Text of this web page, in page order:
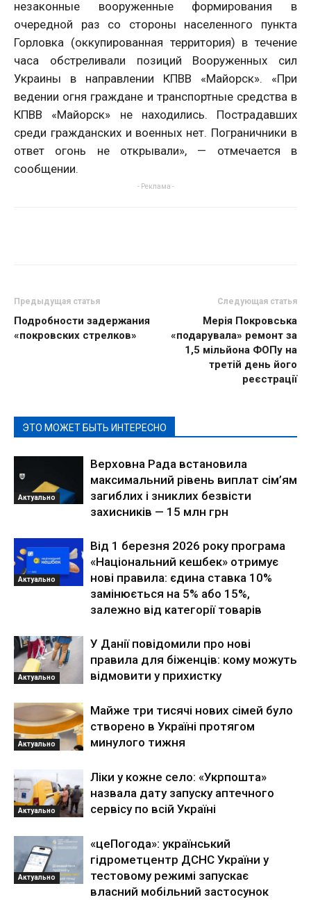
незаконные вооруженные формирования в
очередной раз со стороны населенного пункта
Горловка (оккупированная территория) в течение
часа обстреливали позиций Вооруженных сил
Украины в направлении КПВВ «Майорск». «При
ведении огня граждане и транспортные средства в
КПВВ «Майорск» не находились. Пострадавших
среди гражданских и военных нет. Пограничники в
ответ огонь не открывали», — отмечается в
сообщении.
- Реклама -
Предыдущая статья
Подробности задержания
«покровских стрелков»
Следующая статья
Мерія Покровська
«подарувала» ремонт за
1,5 мільйона ФОПу на
третій день його
реєстрації
ЭТО МОЖЕТ БЫТЬ ИНТЕРЕСНО
Актуально
Верховна Рада встановила
максимальний рівень виплат сім’ям
загиблих і зниклих безвісти
захисників — 15 млн грн
Актуально
Від 1 березня 2026 року програма
«Національний кешбек» отримує
нові правила: єдина ставка 10%
замінюється на 5% або 15%,
залежно від категорії товарів
Актуально
У Данії повідомили про нові
правила для біженців: кому можуть
відмовити у прихистку
Актуально
Майже три тисячі нових сімей було
створено в Україні протягом
минулого тижня
Актуально
Ліки у кожне село: «Укрпошта»
назвала дату запуску аптечного
сервісу по всій Україні
Актуально
«цеПогода»: український
гідрометцентр ДСНС України у
тестовому режимі запускає
власний мобільний застосунок